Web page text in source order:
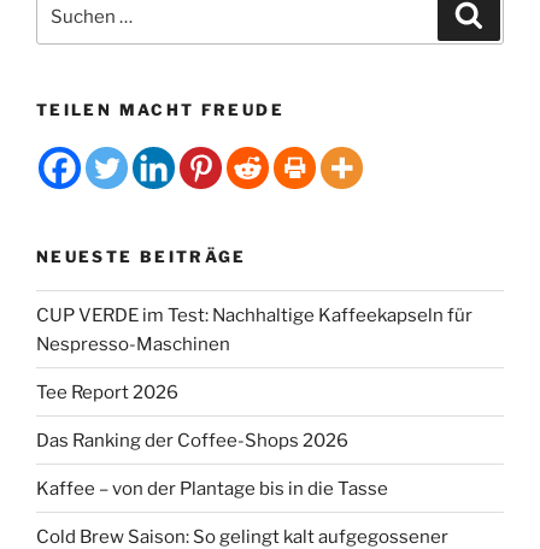
nach:
TEILEN MACHT FREUDE
NEUESTE BEITRÄGE
CUP VERDE im Test: Nachhaltige Kaffeekapseln für
Nespresso-Maschinen
Tee Report 2026
Das Ranking der Coffee-Shops 2026
Kaffee – von der Plantage bis in die Tasse
Cold Brew Saison: So gelingt kalt aufgegossener